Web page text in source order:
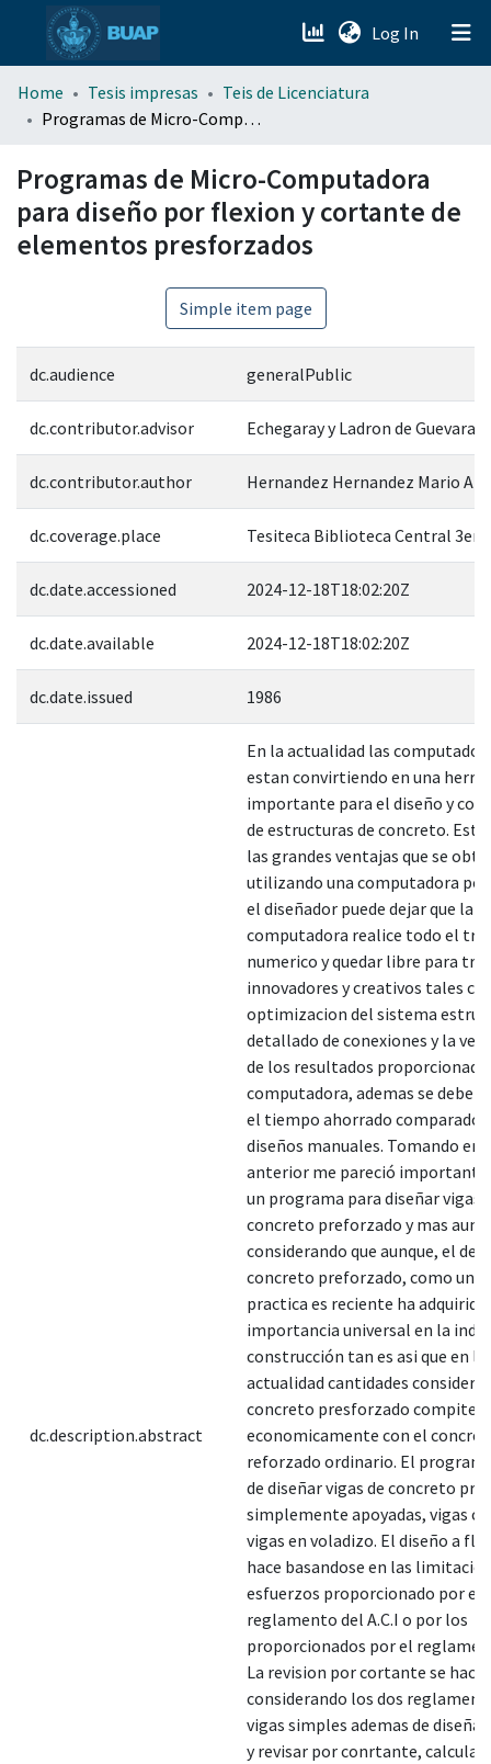
Log In (current)
menu.section.about_menu
Home Tesis impresas
Teis de Licenciatura
Programas de Micro-Computadora para diseño por flexion y cortante de elementos presforzados
Programas de Micro-Computadora
para diseño por flexion y cortante de
elementos presforzados
Simple item page
dc.audience generalPublic
dc.contributor.advisor Echegaray y Ladron de Guevara
dc.contributor.author Hernandez Hernandez Mario
dc.coverage.place Tesiteca Biblioteca Central 3er.
dc.date.accessioned 2024-12-18T18:02:20Z
dc.date.available 2024-12-18T18:02:20Z
dc.date.issued 1986
dc.description.abstract
En la actualidad las
estan convirtiendo en una
importante para el diseño y
de estructuras de concreto. Esto
las grandes ventajas que se
utilizando una computadora
el diseñador puede dejar que la
computadora realice todo el
numerico y quedar libre para
innovadores y creativos tales
optimizacion del sistema
detallado de conexiones y la
de los resultados
computadora, ademas se debe
el tiempo ahorrado comparado
diseños manuales. Tomando en
anterior me pareció
un programa para diseñar vigas
concreto preforzado y mas aun
considerando que aunque, el
concreto preforzado, como una
practica es reciente ha adquirido
importancia universal en la
construcción tan es asi que en la
actualidad cantidades
concreto presforzado compiten
economicamente con el
reforzado ordinario. El
de diseñar vigas de concreto
simplemente apoyadas, vigas
vigas en voladizo. El diseño a
hace basandose en las
esfuerzos proporcionado por el
reglamento del A.C.I o por los
proporcionados por el
La revision por cortante se
considerando los dos
vigas simples ademas de
y revisar por conrtante, calcula